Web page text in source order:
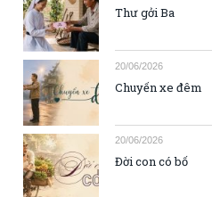
Thư gởi Ba
20/06/2026
Chuyến xe đêm
20/06/2026
Đời con có bố